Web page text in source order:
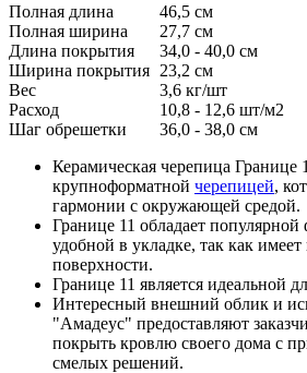
Полная длина
46,5 см
Полная ширина
27,7 см
Длина покрытия
34,0 - 40,0 см
Ширина покрытия 23,2 см
Вес
3,6 кг/шт
Расход
10,8 - 12,6 шт/м2
Шаг обрешетки
36,0 - 38,0 см
Керамическая черепица Границе
крупноформатной черепицей,
гармонии с окружающей средой.
Границе 11 обладает популярной
удобной в укладке, так как
поверхности.
Границе 11 является идеальной
Интересный внешний облик и
"Амадеус" предоставляют
покрыть кровлю своего дома с
смелых решений.